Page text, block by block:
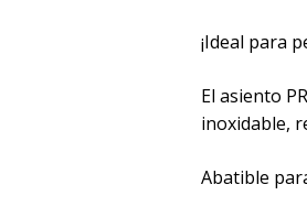
¡Ideal para
El asiento
inoxidable,
Abatible